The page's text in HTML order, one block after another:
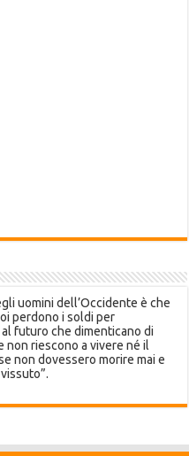
uomini dell’Occidente è che
perdono i soldi per
futuro che dimenticano di
non riescono a vivere né il
non dovessero morire mai e